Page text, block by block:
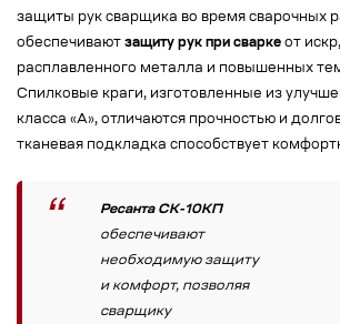
защиты рук сварщика во время сварочных
обеспечивают защиту рук при сварке от
расплавленного металла и повышенных
Спилковые краги, изготовленные из
класса «А», отличаются прочностью и
тканевая подкладка способствует
Ресанта СК-10КП
обеспечивают
необходимую защиту
и комфорт, позволяя
сварщику